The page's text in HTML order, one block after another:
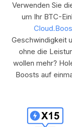
Verwenden Sie
um Ihr BTC-
Geschwindigkeit
ohne die
wollen mehr?
Boosts auf